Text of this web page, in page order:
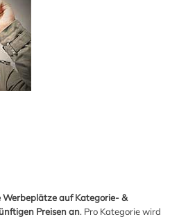
auf Kategorie- &
Preisen an. Pro Kategorie wird